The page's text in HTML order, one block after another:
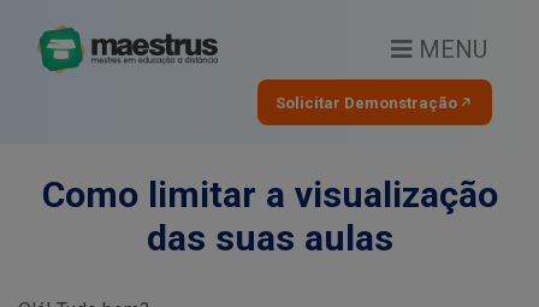
MENU
Solicitar Demonstração
Como limitar a visualização
das suas aulas